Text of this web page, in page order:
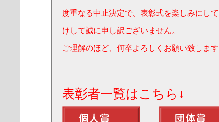
度重なる中止決定で、表彰式を楽しみにし
けして誠に申し訳ございません。
ご理解のほど、何卒よろしくお願い致しま
表彰者一覧はこちら↓